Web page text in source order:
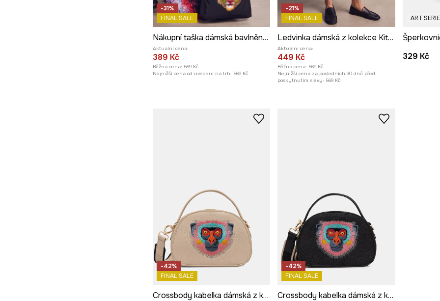
-31%
FINAL SALE
Nákupní taška dámská bavlněná z kolekce Kit Mizeres x Medicine
Aktuální cena:
389 Kč
Běžná cena: 569 Kč
Nejnižší cena od uvedení na trh: 569 Kč
-21%
FINAL SALE
Ledvinka dámská z kolekce Kit Mizeres x Medicine
Aktuální cena:
449 Kč
Běžná cena: 569 Kč
Nejnižší cena za posledních 30 dnů před
poskytnutím slevy: 569 Kč
ART
329 Kč
-42%
FINAL SALE
Crossbody kabelka dámská z kolekce Kit Mizeres x Medicine
-42%
FINAL SALE
Crossbody kabelka dámská z kolekce Kit Mizeres x Medicine